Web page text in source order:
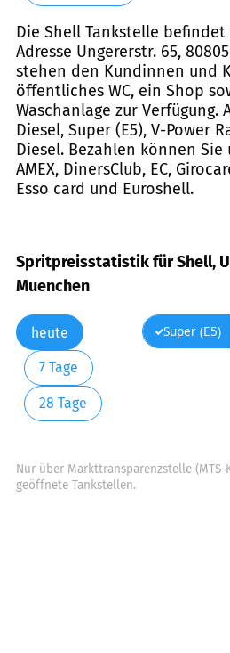
Die Shell Tankstelle
Adresse Ungererstr. 65,
stehen den Kundinnen und
öffentliches WC, ein Shop
Waschanlage zur Verfügung.
Diesel, Super (E5), V-Power
Diesel. Bezahlen können
AMEX, DinersClub, EC,
Esso card und Euroshell.
Spritpreisstatistik für Shell,
Muenchen
heute
7 Tage
28 Tage
Super (E5)
Nur über Markttransparenzstelle
geöffnete Tankstellen.